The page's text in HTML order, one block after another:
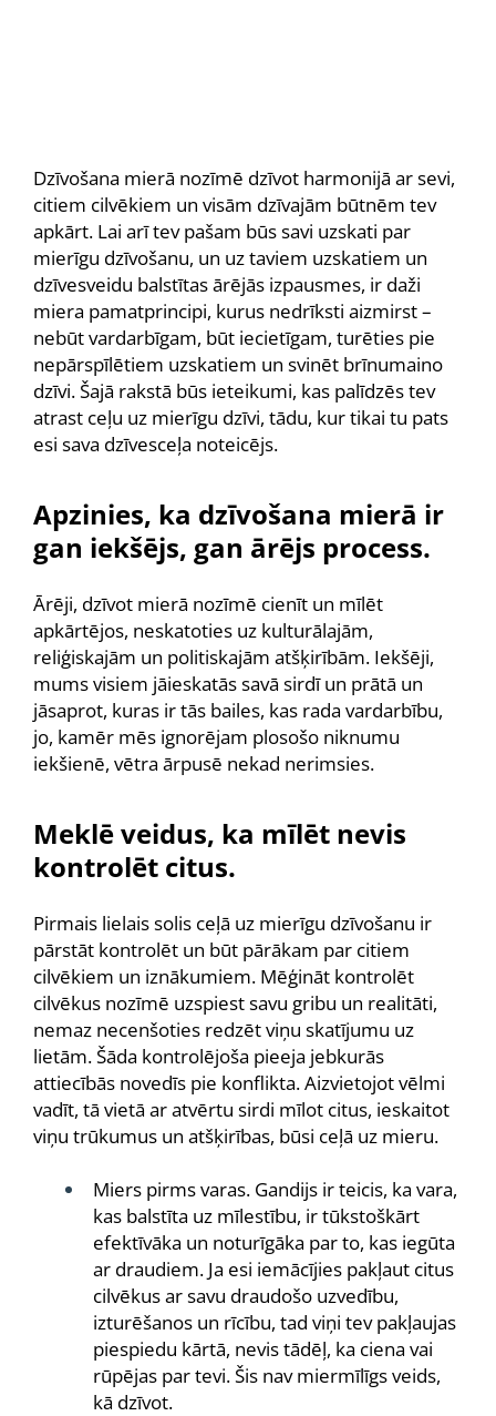
Dzīvošana mierā nozīmē dzīvot harmonijā ar sevi,
citiem cilvēkiem un visām dzīvajām būtnēm tev
apkārt. Lai arī tev pašam būs savi uzskati par
mierīgu dzīvošanu, un uz taviem uzskatiem un
dzīvesveidu balstītas ārējās izpausmes, ir daži
miera pamatprincipi, kurus nedrīksti aizmirst –
nebūt vardarbīgam, būt iecietīgam, turēties pie
nepārspīlētiem uzskatiem un svinēt brīnumaino
dzīvi. Šajā rakstā būs ieteikumi, kas palīdzēs tev
atrast ceļu uz mierīgu dzīvi, tādu, kur tikai tu pats
esi sava dzīvesceļa noteicējs.
Apzinies, ka dzīvošana mierā ir
gan iekšējs, gan ārējs process.
Ārēji, dzīvot mierā nozīmē cienīt un mīlēt
apkārtējos, neskatoties uz kulturālajām,
reliģiskajām un politiskajām atšķirībām. Iekšēji,
mums visiem jāieskatās savā sirdī un prātā un
jāsaprot, kuras ir tās bailes, kas rada vardarbību,
jo, kamēr mēs ignorējam plosošo niknumu
iekšienē, vētra ārpusē nekad nerimsies.
Meklē veidus, ka mīlēt nevis
kontrolēt citus.
Pirmais lielais solis ceļā uz mierīgu dzīvošanu ir
pārstāt kontrolēt un būt pārākam par citiem
cilvēkiem un iznākumiem. Mēģināt kontrolēt
cilvēkus nozīmē uzspiest savu gribu un realitāti,
nemaz necenšoties redzēt viņu skatījumu uz
lietām. Šāda kontrolējoša pieeja jebkurās
attiecībās novedīs pie konflikta. Aizvietojot vēlmi
vadīt, tā vietā ar atvērtu sirdi mīlot citus, ieskaitot
viņu trūkumus un atšķirības, būsi ceļā uz mieru.
Miers pirms varas. Gandijs ir teicis, ka vara,
kas balstīta uz mīlestību, ir tūkstoškārt
efektīvāka un noturīgāka par to, kas iegūta
ar draudiem. Ja esi iemācījies pakļaut citus
cilvēkus ar savu draudošo uzvedību,
izturēšanos un rīcību, tad viņi tev pakļaujas
piespiedu kārtā, nevis tādēļ, ka ciena vai
rūpējas par tevi. Šis nav miermīlīgs veids,
kā dzīvot.